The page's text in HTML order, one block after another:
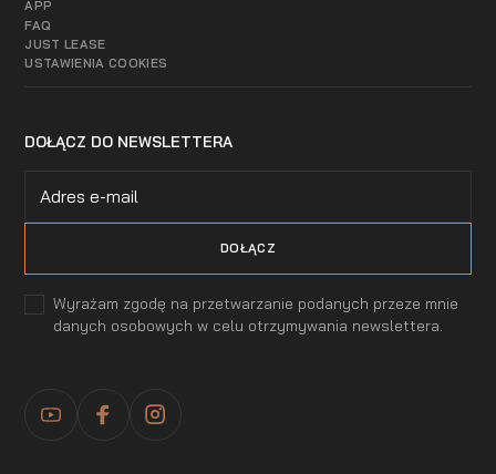
APP
FAQ
JUST LEASE
USTAWIENIA COOKIES
DOŁĄCZ DO NEWSLETTERA
Wyrażam zgodę na przetwarzanie podanych przeze mnie
danych osobowych w celu otrzymywania newslettera.